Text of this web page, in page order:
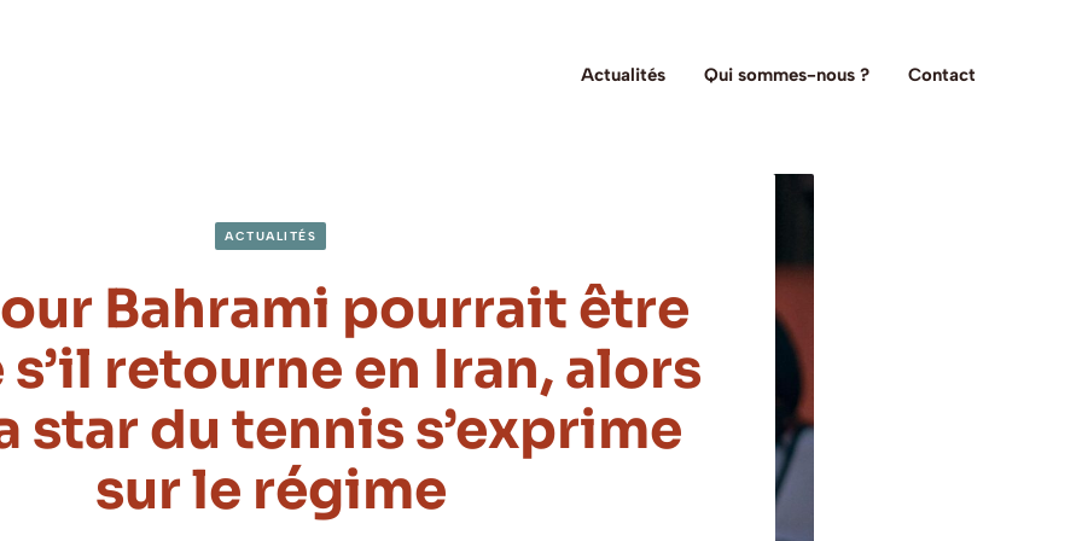
Actualités Qui sommes-nous ? Contact
ACTUALITÉS
Bahrami pourrait être
retourne en Iran, alors
star du tennis s’exprime
sur le régime